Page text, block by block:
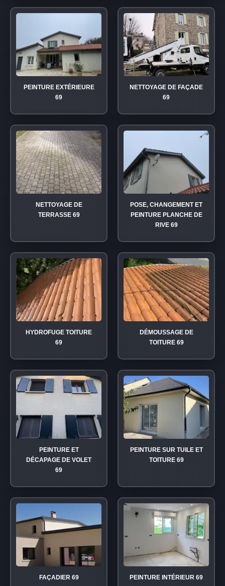
PEINTURE EXTÉRIEURE
69
NETTOYAGE DE FAÇADE
69
NETTOYAGE DE
TERRASSE 69
POSE, CHANGEMENT ET
PEINTURE PLANCHE DE
RIVE 69
HYDROFUGE TOITURE
69
DÉMOUSSAGE DE
TOITURE 69
PEINTURE ET
DÉCAPAGE DE VOLET
69
PEINTURE SUR TUILE ET
TOITURE 69
FAÇADIER 69 PEINTURE INTÉRIEUR 69